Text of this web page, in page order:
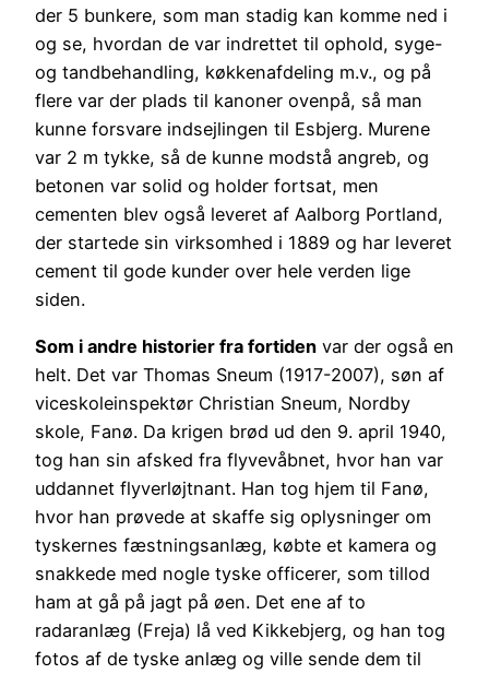
der 5 bunkere, som man stadig kan komme ned i
og se, hvordan de var indrettet til ophold, syge-
og tandbehandling, køkkenafdeling m.v., og på
flere var der plads til kanoner ovenpå, så man
kunne forsvare indsejlingen til Esbjerg. Murene
var 2 m tykke, så de kunne modstå angreb, og
betonen var solid og holder fortsat, men
cementen blev også leveret af Aalborg Portland,
der startede sin virksomhed i 1889 og har leveret
cement til gode kunder over hele verden lige
siden.
Som i andre historier fra fortiden var der også en
helt. Det var Thomas Sneum (1917-2007), søn af
viceskoleinspektør Christian Sneum, Nordby
skole, Fanø. Da krigen brød ud den 9. april 1940,
tog han sin afsked fra flyvevåbnet, hvor han var
uddannet flyverløjtnant. Han tog hjem til Fanø,
hvor han prøvede at skaffe sig oplysninger om
tyskernes fæstningsanlæg, købte et kamera og
snakkede med nogle tyske officerer, som tillod
ham at gå på jagt på øen. Det ene af to
radaranlæg (Freja) lå ved Kikkebjerg, og han tog
fotos af de tyske anlæg og ville sende dem til